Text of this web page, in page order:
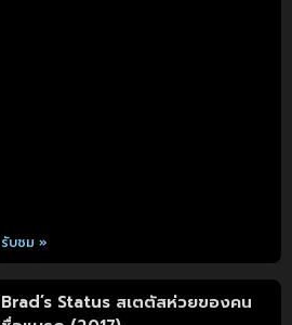
รับชม »
Brad’s Status สเตตัสห่วยของคน